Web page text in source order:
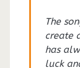
The
create
has
luck